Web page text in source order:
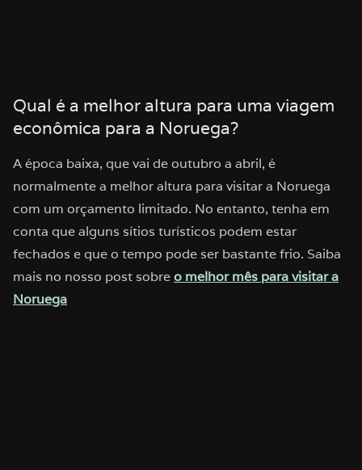
Qual é a melhor altura para uma viagem
econômica para a Noruega?
A época baixa, que vai de outubro a abril, é
normalmente a melhor altura para visitar a Noruega
com um orçamento limitado. No entanto, tenha em
conta que alguns sítios turísticos podem estar
fechados e que o tempo pode ser bastante frio. Saiba
mais no nosso post sobreo melhor mês para visitar a
Noruega